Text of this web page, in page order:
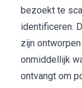
bezoekt te
identificeren.
zijn
onmiddellijk
ontvangt om